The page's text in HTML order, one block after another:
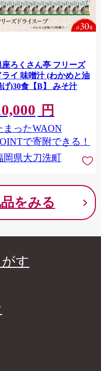
座ろくさん亭 フリーズ
ライ 味噌汁 (わかめと油
げ)30食【B】 みそ汁
円
まったWAON
で寄附できる！
岡県大刀洗町
をみる
す